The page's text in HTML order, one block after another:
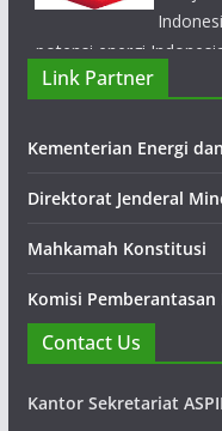
PT Tambang Raya
PT Tambang Raya
Tbk (ITM) yang
profesional
Link Partner
Kementerian Energi
Direktorat Jenderal
Mahkamah Konstitusi
Komisi Pemberantasan
Contact Us
Kantor Sekretariat